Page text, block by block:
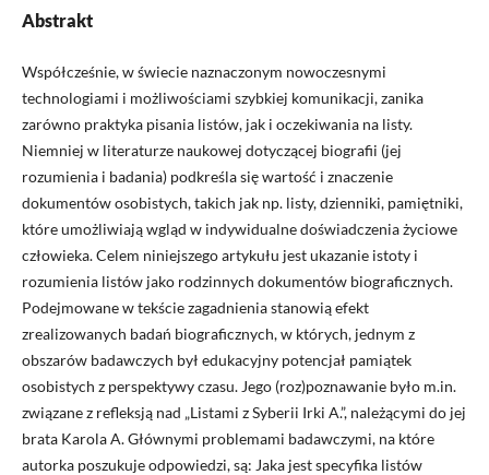
Abstrakt
Współcześnie, w świecie naznaczonym nowoczesnymi
technologiami i możliwościami szybkiej komunikacji, zanika
zarówno praktyka pisania listów, jak i oczekiwania na listy.
Niemniej w literaturze naukowej dotyczącej biografii (jej
rozumienia i badania) podkreśla się wartość i znaczenie
dokumentów osobistych, takich jak np. listy, dzienniki, pamiętniki,
które umożliwiają wgląd w indywidualne doświadczenia życiowe
człowieka. Celem niniejszego artykułu jest ukazanie istoty i
rozumienia listów jako rodzinnych dokumentów biograficznych.
Podejmowane w tekście zagadnienia stanowią efekt
zrealizowanych badań biograficznych, w których, jednym z
obszarów badawczych był edukacyjny potencjał pamiątek
osobistych z perspektywy czasu. Jego (roz)poznawanie było m.in.
związane z refleksją nad „Listami z Syberii Irki A.”, należącymi do jej
brata Karola A. Głównymi problemami badawczymi, na które
autorka poszukuje odpowiedzi, są: Jaka jest specyfika listów